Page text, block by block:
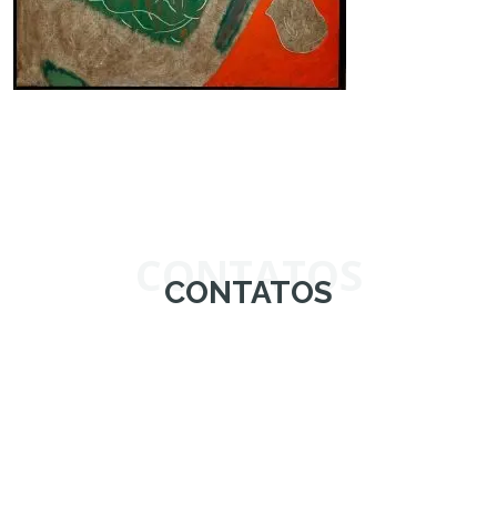
CONTATOS
CONTATOS